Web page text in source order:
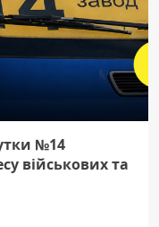
№14
військових та